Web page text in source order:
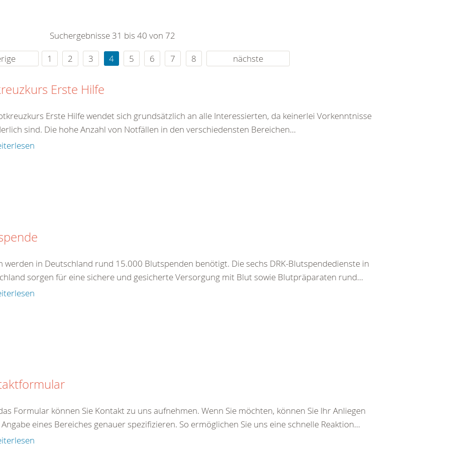
Uhr
Suchergebnisse 31 bis 40 von 72
1 2 3 4 5 6 7 8 nächste
Erste Hilfe
Erste Hilfe wendet sich grundsätzlich an alle Interessierten, da keinerlei Vorkenntnisse
sind. Die hohe Anzahl von Notfällen in den verschiedensten Bereichen...
werden in Deutschland rund 15.000 Blutspenden benötigt. Die sechs DRK-Blutspendedienste in
sorgen für eine sichere und gesicherte Versorgung mit Blut sowie Blutpräparaten rund...
Formular können Sie Kontakt zu uns aufnehmen. Wenn Sie möchten, können Sie Ihr Anliegen
eines Bereiches genauer spezifizieren. So ermöglichen Sie uns eine schnelle Reaktion...